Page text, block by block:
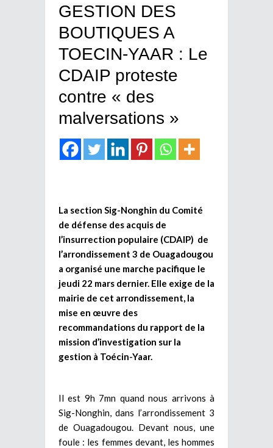
GESTION DES
BOUTIQUES A
TOECIN-YAAR : Le
CDAIP proteste
contre « des
malversations »
La section Sig-Nonghin du Comité
de défense des acquis de
l’insurrection populaire (CDAIP) de
l’arrondissement 3 de Ouagadougou
a organisé une marche pacifique le
jeudi 22 mars dernier. Elle exige de la
mairie de cet arrondissement, la
mise en œuvre des
recommandations du rapport de la
mission d’investigation sur la
gestion à Toécin-Yaar.
Il est 9h 7mn quand nous arrivons à
Sig-Nonghin, dans l’arrondissement 3
de Ouagadougou. Devant nous, une
foule : les femmes devant, les hommes